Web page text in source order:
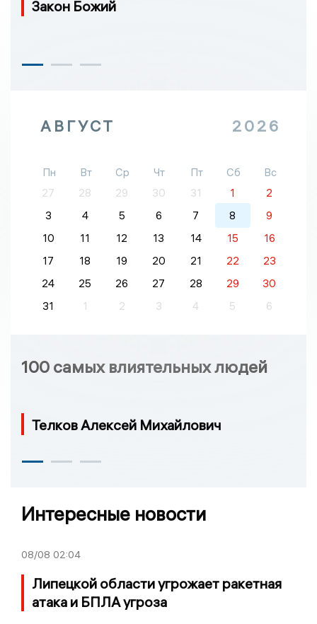
Закон Божий
АВГУСТ 2026
Пн Вт Ср Чт Пт Сб
Вс
27
28 29 30 31 1
2
3
4 5 6 7 8
9
10
11 12 13 14 15
16
17
18 19 20 21 22
23
24
25 26 27 28 29
30
31
1 2 3 4 5 6
100 самых влиятельных людей
Телков Алексей Михайлович
Интересные новости
08/08 02:04
Липецкой области угрожает ракетная
атака и БПЛА угроза